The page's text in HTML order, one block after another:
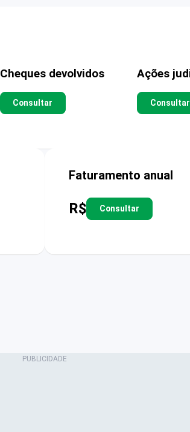
Cheques devolvidos
Consultar
Ações
Consultar
Faturamento anual
R$ Consultar